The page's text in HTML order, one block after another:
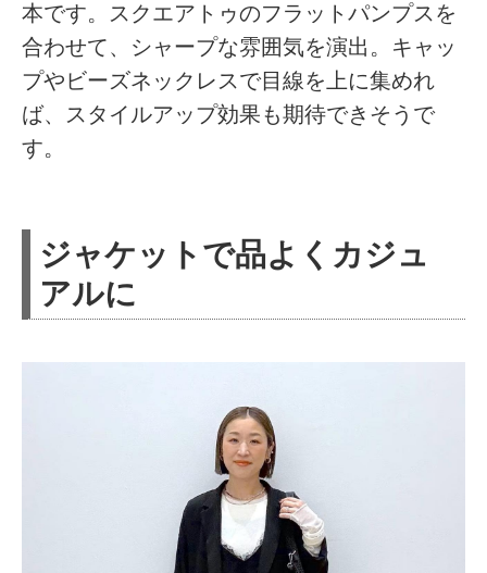
本です。スクエアトゥのフラットパンプスを
合わせて、シャープな雰囲気を演出。キャッ
プやビーズネックレスで目線を上に集めれ
ば、スタイルアップ効果も期待できそうで
す。
ジャケットで品よくカジュ
アルに